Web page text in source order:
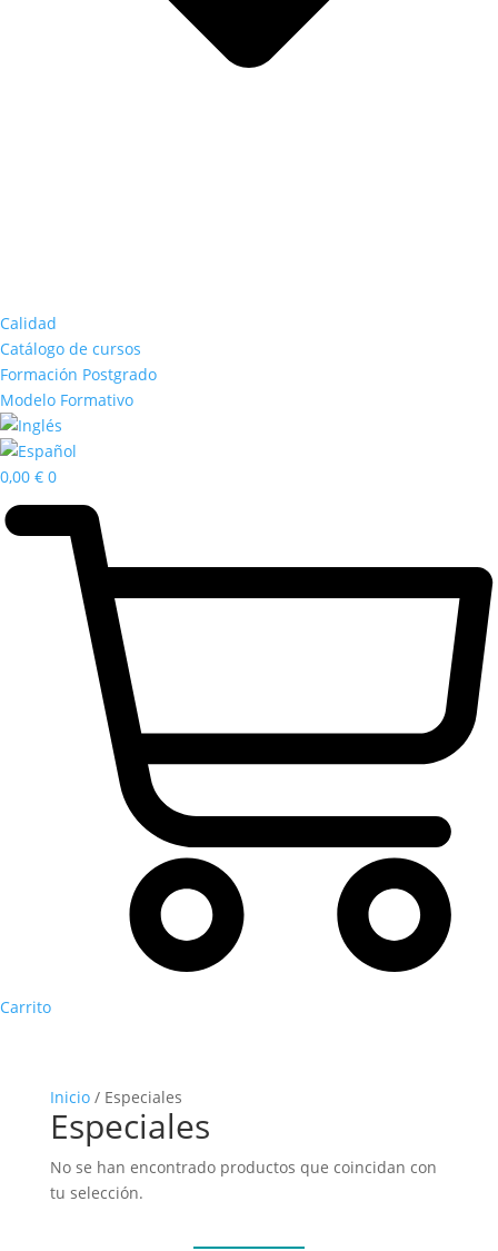
Calidad
Catálogo de cursos
Formación Postgrado
Modelo Formativo
0,00 € 0
Carrito
Inicio/ Especiales
Especiales
No se han encontrado productos que coincidan con
tu selección.